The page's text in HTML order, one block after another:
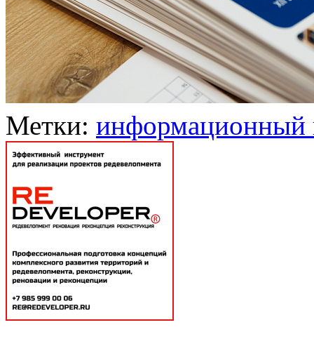
Метки: информационный